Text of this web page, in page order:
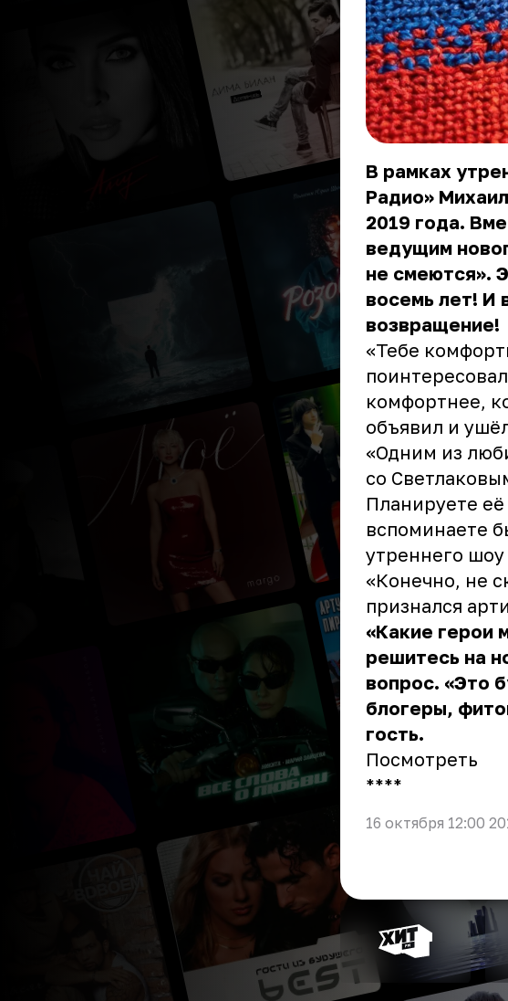
В рамках
Радио»
2019 года.
ведущим
не смеются».
восемь лет! И
возвращение!
«Тебе
комфортнее,
объявил и
«Одним из
со
Планируете
вспоминаете
утреннего
«Конечно, не
признался
«Какие герои
решитесь на
вопрос. «Это
блогеры,
гость.
Посмотреть
** **
16 октября 12:00